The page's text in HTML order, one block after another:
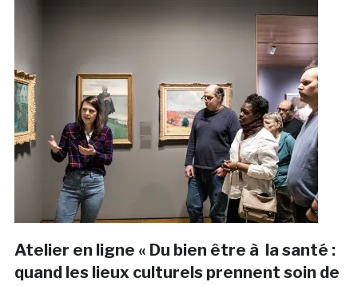
Atelier en ligne « Du bien être à la santé :
quand les lieux culturels prennent soin de